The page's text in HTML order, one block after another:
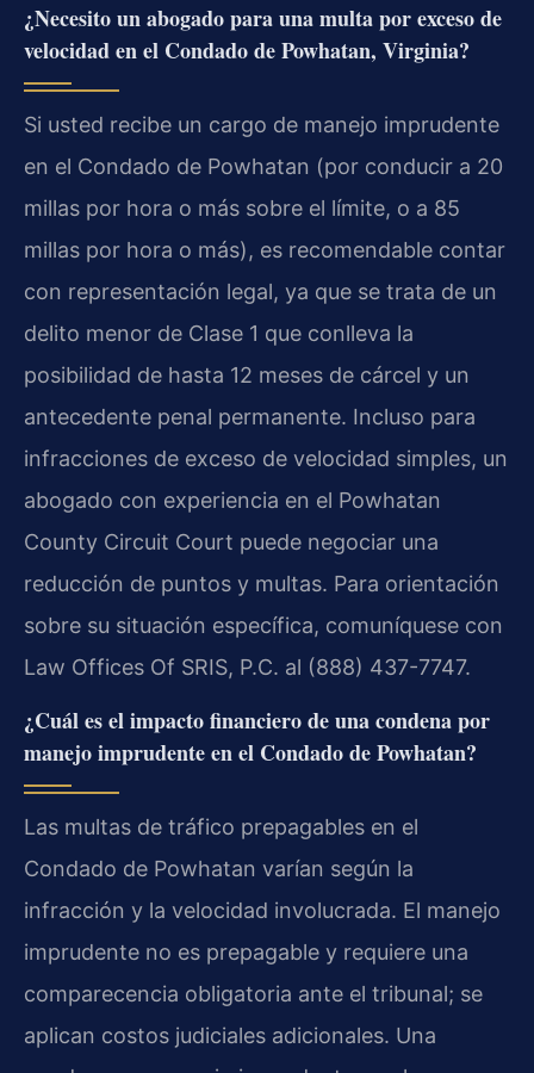
¿Necesito un abogado para una multa por exceso de
velocidad en el Condado de Powhatan, Virginia?
Si usted recibe un cargo de manejo imprudente
en el Condado de Powhatan (por conducir a 20
millas por hora o más sobre el límite, o a 85
millas por hora o más), es recomendable contar
con representación legal, ya que se trata de un
delito menor de Clase 1 que conlleva la
posibilidad de hasta 12 meses de cárcel y un
antecedente penal permanente. Incluso para
infracciones de exceso de velocidad simples, un
abogado con experiencia en el Powhatan
County Circuit Court puede negociar una
reducción de puntos y multas. Para orientación
sobre su situación específica, comuníquese con
Law Offices Of SRIS, P.C. al (888) 437-7747.
¿Cuál es el impacto financiero de una condena por
manejo imprudente en el Condado de Powhatan?
Las multas de tráfico prepagables en el
Condado de Powhatan varían según la
infracción y la velocidad involucrada. El manejo
imprudente no es prepagable y requiere una
comparecencia obligatoria ante el tribunal; se
aplican costos judiciales adicionales. Una